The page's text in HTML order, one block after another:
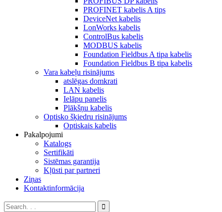
PROFINET kabelis A tips
DeviceNet kabelis
LonWorks kabelis
ControlBus kabelis
MODBUS kabelis
Foundation Fieldbus A tipa kabelis
Foundation Fieldbus B tipa kabelis
Vara kabeļu risinājums
atslēgas domkrati
LAN kabelis
Ielāpu panelis
Plākšņu kabelis
Optisko šķiedru risinājums
Optiskais kabelis
Pakalpojumi
Katalogs
Sertifikāti
Sistēmas garantija
Kļūsti par partneri
Ziņas
Kontaktinformācija